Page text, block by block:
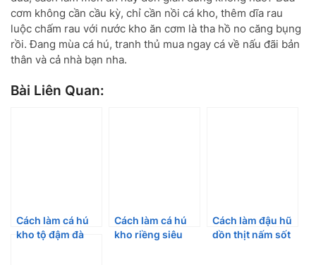
cơm không cần cầu kỳ, chỉ cần nồi cá kho, thêm dĩa rau
luộc chấm rau với nước kho ăn cơm là tha hồ no căng bụng
rồi. Đang mùa cá hú, tranh thủ mua ngay cá về nấu đãi bản
thân và cả nhà bạn nha.
Bài Liên Quan:
Cách làm cá hú
kho tộ đậm đà
Cách làm cá hú
kho riềng siêu
Cách làm đậu hũ
dồn thịt nấm sốt